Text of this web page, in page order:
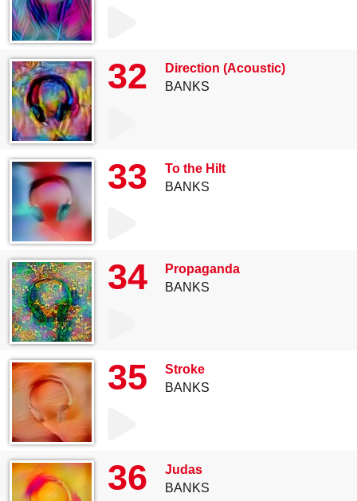
32
Direction (Acoustic)
BANKS
33
To the Hilt
BANKS
34
Propaganda
BANKS
35
Stroke
BANKS
36
Judas
BANKS